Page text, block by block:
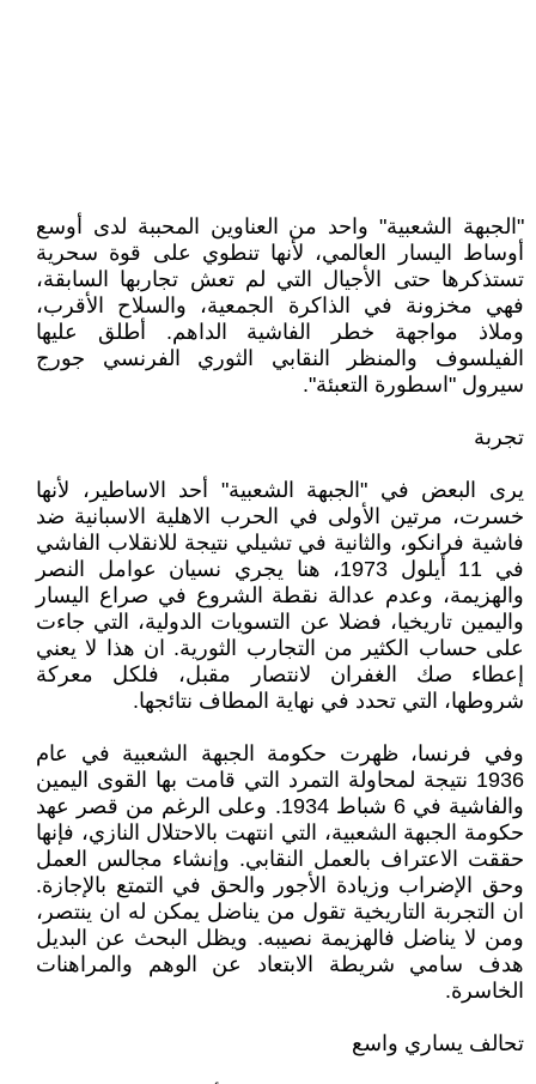
"الجبهة الشعبية" واحد من العناوين المحببة لدى أوسع
أوساط اليسار العالمي، لأنها تنطوي على قوة سحرية
تستذكرها حتى الأجيال التي لم تعش تجاربها السابقة،
فهي مخزونة في الذاكرة الجمعية، والسلاح الأقرب،
وملاذ مواجهة خطر الفاشية الداهم. أطلق عليها
الفيلسوف والمنظر النقابي الثوري الفرنسي جورج
سيرول "اسطورة التعبئة".
تجربة
يرى البعض في "الجبهة الشعبية" أحد الاساطير، لأنها
خسرت، مرتين الأولى في الحرب الاهلية الاسبانية ضد
فاشية فرانكو، والثانية في تشيلي نتيجة للانقلاب الفاشي
في 11 أيلول 1973، هنا يجري نسيان عوامل النصر
والهزيمة، وعدم عدالة نقطة الشروع في صراع اليسار
واليمين تاريخيا، فضلا عن التسويات الدولية، التي جاءت
على حساب الكثير من التجارب الثورية. ان هذا لا يعني
إعطاء صك الغفران لانتصار مقبل، فلكل معركة
شروطها، التي تحدد في نهاية المطاف نتائجها.
وفي فرنسا، ظهرت حكومة الجبهة الشعبية في عام
1936 نتيجة لمحاولة التمرد التي قامت بها القوى اليمين
والفاشية في 6 شباط 1934. وعلى الرغم من قصر عهد
حكومة الجبهة الشعبية، التي انتهت بالاحتلال النازي، فإنها
حققت الاعتراف بالعمل النقابي. وإنشاء مجالس العمل
وحق الإضراب وزيادة الأجور والحق في التمتع بالإجازة.
ان التجربة التاريخية تقول من يناضل يمكن له ان ينتصر،
ومن لا يناضل فالهزيمة نصيبه. ويظل البحث عن البديل
هدف سامي شريطة الابتعاد عن الوهم والمراهنات
الخاسرة.
تحالف يساري واسع